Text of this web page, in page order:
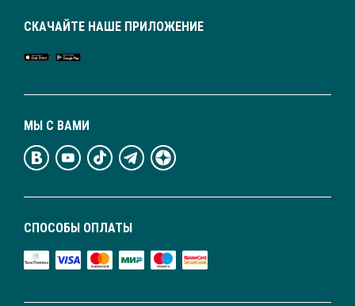
СПОСОБЫ ОПЛАТЫ
МЫ С ВАМИ
СКАЧАЙТЕ НАШЕ ПРИЛОЖЕНИЕ